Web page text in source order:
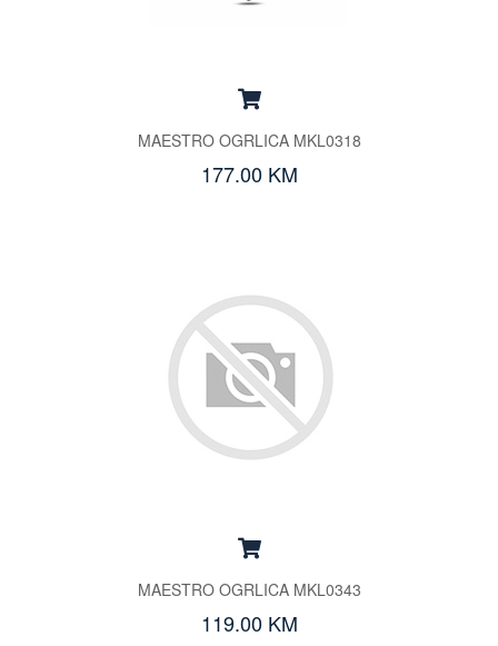
MAESTRO OGRLICA MKL0318
177.00 KM
MAESTRO OGRLICA MKL0343
119.00 KM